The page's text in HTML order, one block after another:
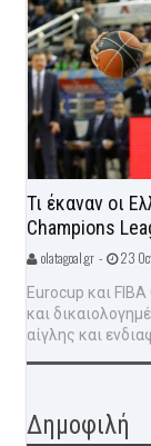
Τι έκαναν οι
Champions
olatagoal.gr - 23
Eurocup και
και
αίγλης και
Δημοφιλή